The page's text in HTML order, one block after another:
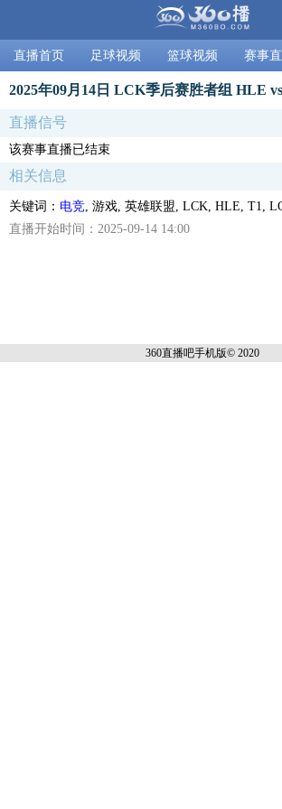
直播首页 足球视频 篮球视频 赛事
2025年09月14日 LCK季后赛胜者组 HLE
直播信号
该赛事直播已结束
相关信息
关键词： 电竞 , 游戏, 英雄联盟, LCK, HLE, T1,
直播开始时间：2025-09-14 14:00
360直播吧手机版© 2020